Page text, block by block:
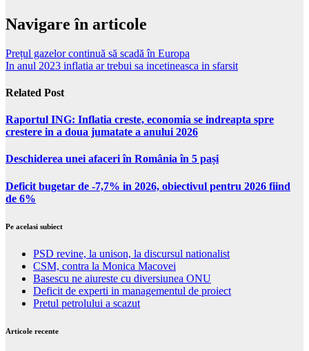
Navigare în articole
Prețul gazelor continuă să scadă în Europa
In anul 2023 inflatia ar trebui sa incetineasca in sfarsit
Related Post
Raportul ING: Inflatia creste, economia se indreapta spre
crestere in a doua jumatate a anului 2026
Deschiderea unei afaceri în România în 5 pași
Deficit bugetar de -7,7% in 2026, obiectivul pentru 2026 fiind
de 6%
Pe acelasi subiect
PSD revine, la unison, la discursul nationalist
CSM, contra la Monica Macovei
Basescu ne aiureste cu diversiunea ONU
Deficit de experti in managementul de proiect
Pretul petrolului a scazut
Articole recente